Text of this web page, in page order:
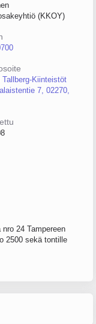
(KKOY)
Kiinteistöt
7, 02270,
24 Tampereen
2500 sekä tontille